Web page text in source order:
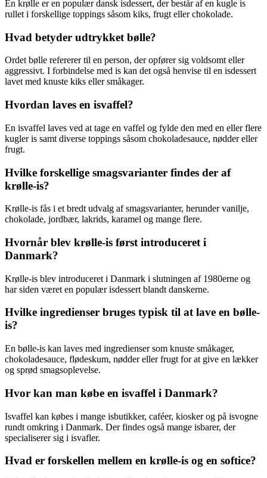
En krølle er en populær dansk isdessert, der består af en kugle is
rullet i forskellige toppings såsom kiks, frugt eller chokolade.
Hvad betyder udtrykket bølle?
Ordet bølle refererer til en person, der opfører sig voldsomt eller
aggressivt. I forbindelse med is kan det også henvise til en isdessert
lavet med knuste kiks eller småkager.
Hvordan laves en isvaffel?
En isvaffel laves ved at tage en vaffel og fylde den med en eller flere
kugler is samt diverse toppings såsom chokoladesauce, nødder eller
frugt.
Hvilke forskellige smagsvarianter findes der af
krølle-is?
Krølle-is fås i et bredt udvalg af smagsvarianter, herunder vanilje,
chokolade, jordbær, lakrids, karamel og mange flere.
Hvornår blev krølle-is først introduceret i
Danmark?
Krølle-is blev introduceret i Danmark i slutningen af 1980erne og
har siden været en populær isdessert blandt danskerne.
Hvilke ingredienser bruges typisk til at lave en bølle-
is?
En bølle-is kan laves med ingredienser som knuste småkager,
chokoladesauce, flødeskum, nødder eller frugt for at give en lækker
og sprød smagsoplevelse.
Hvor kan man købe en isvaffel i Danmark?
Isvaffel kan købes i mange isbutikker, caféer, kiosker og på isvogne
rundt omkring i Danmark. Der findes også mange isbarer, der
specialiserer sig i isvafler.
Hvad er forskellen mellem en krølle-is og en softice?